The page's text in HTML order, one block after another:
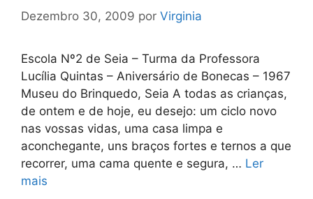
Dezembro 30, 2009 por Virginia
Escola Nº2 de Seia – Turma da Professora
Lucília Quintas – Aniversário de Bonecas – 1967
Museu do Brinquedo, Seia A todas as crianças,
de ontem e de hoje, eu desejo: um ciclo novo
nas vossas vidas, uma casa limpa e
aconchegante, uns braços fortes e ternos a que
recorrer, uma cama quente e segura, … Ler
mais